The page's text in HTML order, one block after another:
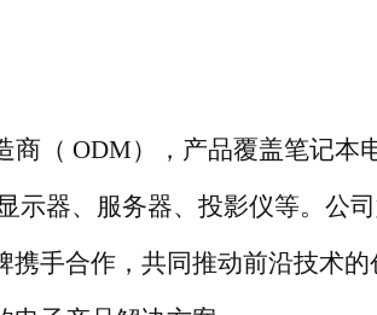
商（ ODM），产品覆盖笔记本
示器、服务器、投影仪等。公
手合作，共同推动前沿技术的